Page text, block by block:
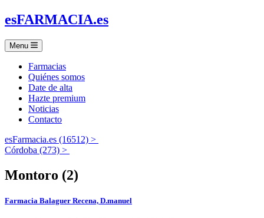
esFARMACIA.es
Menu
Farmacias
Quiénes somos
Date de alta
Hazte premium
Noticias
Contacto
esFarmacia.es (16512) >
Córdoba (273) >
Montoro (2)
Farmacia Balaguer Recena, D.manuel